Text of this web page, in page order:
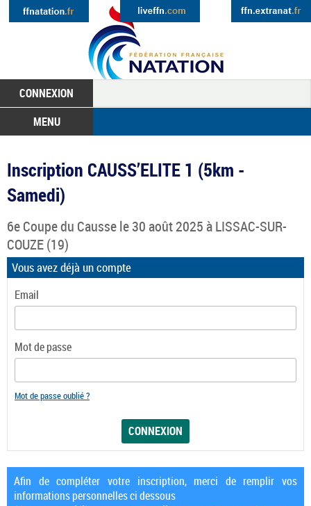
CONNEXION
MENU
Inscription CAUSS’ELITE 1 (5km -
Samedi)
6e Coupe du Caussele 30 août 2025 àLISSAC-SUR-
COUZE(19)
Vous avez déjà un compte
Email
Mot de passe
Mot de passe oublié ?
Afin de compléter votre inscription, merci de remplir vos
informations personnelles ci dessous